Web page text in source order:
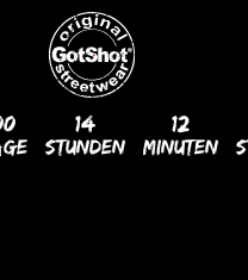
14
Stunden
12
Minuten